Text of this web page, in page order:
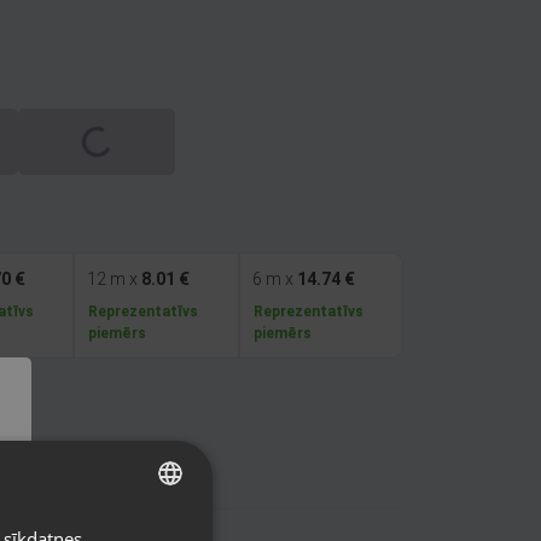
Spinning
€ 12 m x 8.01 €
Reprezentatīvs
piemērs
6 m x 14.74 €
Reprezentatīvs
piemērs